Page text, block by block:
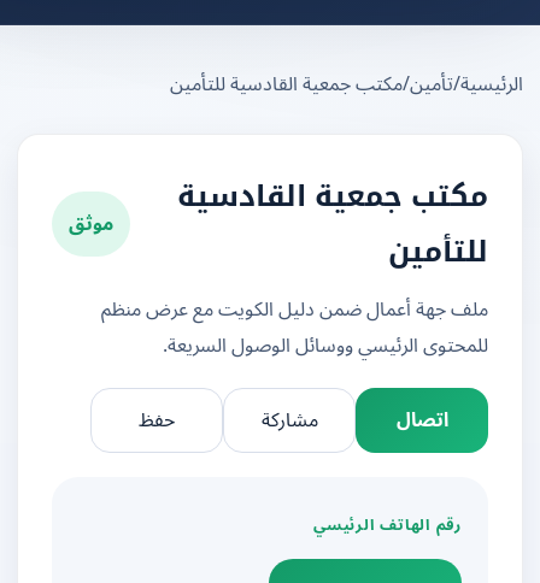
/تأمين/مكتب جمعية القادسية للتأمين
مكتب جمعية القادسية
للتأمين
موثق
ملف جهة أعمال ضمن دليل الكويت مع عرض منظم
للمحتوى الرئيسي ووسائل الوصول السريعة.
اتصال
مشاركة
رقم الهاتف الرئيسي